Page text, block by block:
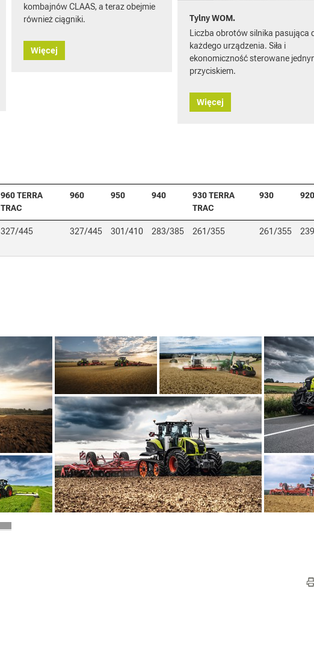
kombajnów CLAAS, a teraz obejmie
również ciągniki.
Więcej
Tylny WOM.
Liczba obrotów silnika pasująca
każdego urządzenia. Siła i
ekonomiczność sterowane
przyciskiem.
Więcej
960 TERRA
TRAC
960 950 940
930 TERRA
TRAC
930 920
327/445 327/445 301/410 283/385 261/355 261/355